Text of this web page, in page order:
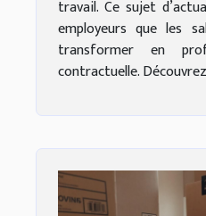
travail. Ce sujet
employeurs que les
transformer en
contractuelle.